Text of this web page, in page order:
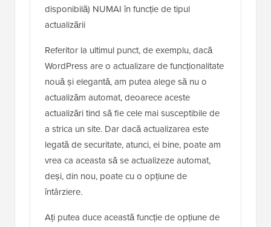
disponibilă) NUMAI în funcție de tipul
actualizării
Referitor la ultimul punct, de exemplu, dacă
WordPress are o actualizare de funcționalitate
nouă și elegantă, am putea alege să nu o
actualizăm automat, deoarece aceste
actualizări tind să fie cele mai susceptibile de
a strica un site. Dar dacă actualizarea este
legată de securitate, atunci, ei bine, poate am
vrea ca aceasta să se actualizeze automat,
deși, din nou, poate cu o opțiune de
întârziere.
Ați putea duce această funcție de opțiune de